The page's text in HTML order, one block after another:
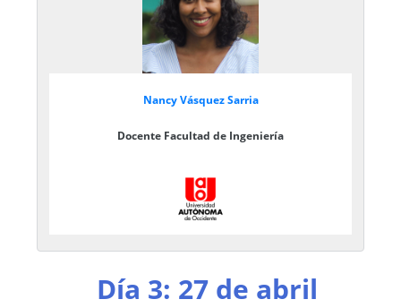
Nancy Vásquez Sarria
Docente Facultad de Ingeniería
Día 3: 27 de abril